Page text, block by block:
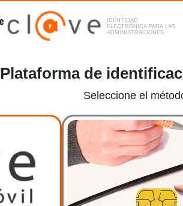
IDENTIDAD
ELECTRÓNICA PARA LAS
ADMINISTRACIONES
Plataforma de
Seleccione el